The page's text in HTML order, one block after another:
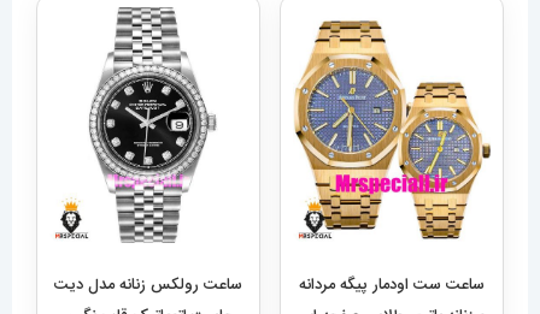
ساعت ست اودمار پیگه مردانه
ساعت رولکس زنانه مدل دیت